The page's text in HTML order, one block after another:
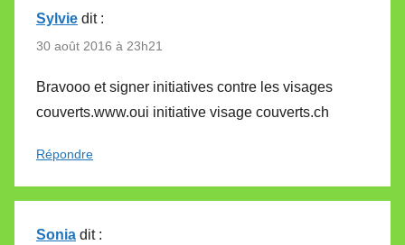
Sylvie dit :
30 août 2016 à 23h21
Bravooo et signer initiatives contre les visages
couverts.www.oui initiative visage couverts.ch
Répondre
Sonia dit :